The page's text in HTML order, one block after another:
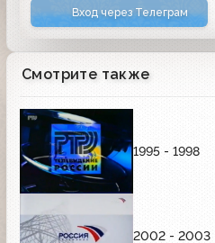
Вход через Телеграм
Смотрите также
1995 - 1998
2002 - 2003